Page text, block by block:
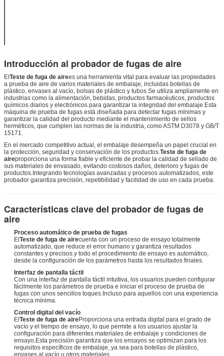
Introducción al probador de fugas de aire
ElTeste de fuga de airees una herramienta vital para evaluar las propiedades
a prueba de aire de varios materiales de embalaje, incluidas botellas de
plástico, envases al vacío, bolsas de plástico y tubos.Se utiliza ampliamente en
industrias como la alimentación, bebidas, productos farmacéuticos, productos
químicos diarios y electrónicos para garantizar la integridad del embalaje.Esta
máquina de prueba de fugas está diseñada para detectar fugas mínimas y
garantizar la calidad del producto mediante el mantenimiento de sellos
herméticos, que cumplen las normas de la industria, como ASTM D3078 y GB/T
15171.
En el mercado competitivo actual, el embalaje desempeña un papel crucial en
la protección, seguridad y conservación de los productos.Teste de fuga de
aireproporciona una forma fiable y eficiente de probar la calidad de sellado de
sus materiales de envasado, evitando costosos daños, deterioro y fugas de
productos.Integrando tecnologías avanzadas y procesos automatizados, este
probador garantiza precisión, repetibilidad y facilidad de uso en cada prueba.
Características clave del probador de fugas de
aire
Proceso automático de prueba de fugas
ElTeste de fuga de airecuenta con un proceso de ensayo totalmente
automatizado, que reduce el error humano y garantiza resultados
constantes y precisos.y todo el procedimiento de ensayo es automático,
desde la configuración de los parámetros hasta los resultados finales.
Interfaz de pantalla táctil
Con una interfaz de pantalla táctil intuitiva, los usuarios pueden configurar
fácilmente los parámetros de prueba e iniciar el proceso de prueba de
fugas con unos sencillos toques.Incluso para aquellos con una experiencia
técnica mínima.
Control digital del vacío
ElTeste de fuga de aireProporciona una entrada digital para el grado de
vacío y el tiempo de ensayo, lo que permite a los usuarios ajustar la
configuración para diferentes materiales de embalaje y condiciones de
ensayo.Esta precisión garantiza que los ensayos se optimizan para los
requisitos específicos de embalaje, ya sea para botellas de plástico,
envases al vacío u otros materiales.